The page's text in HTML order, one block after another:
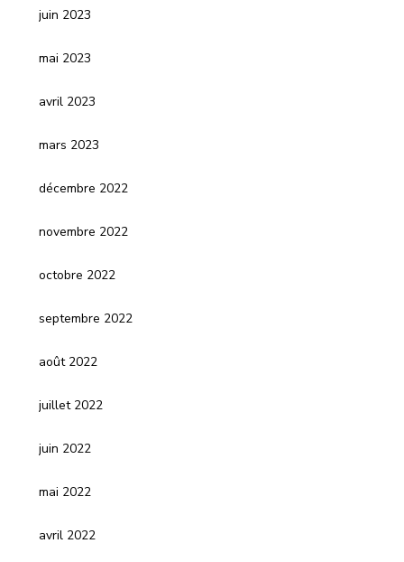
juin 2023
mai 2023
avril 2023
mars 2023
décembre 2022
novembre 2022
octobre 2022
septembre 2022
août 2022
juillet 2022
juin 2022
mai 2022
avril 2022